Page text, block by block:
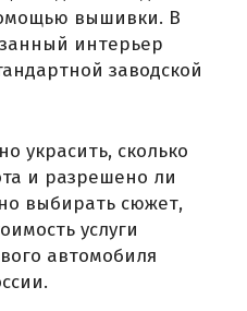
вышивки. В
интерьер
заводской
украсить, сколько
и разрешено ли
выбирать сюжет,
услуги
автомобиля